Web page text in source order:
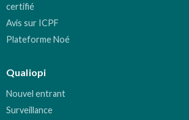
certifié
Avis sur ICPF
Plateforme Noé
Qualiopi
Nouvel entrant
Surveillance